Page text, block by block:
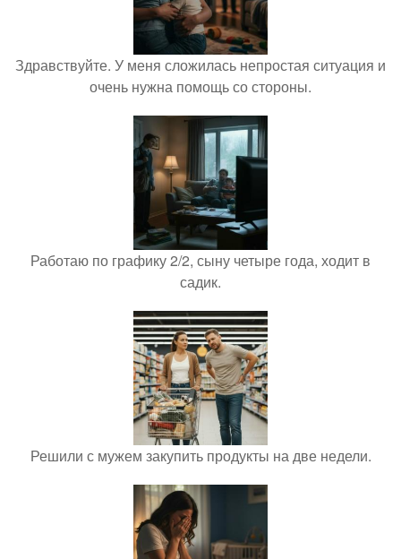
Здравствуйте. У меня сложилась непростая ситуация и
очень нужна помощь со стороны.
Работаю по графику 2/2, сыну четыре года, ходит в
садик.
Решили с мужем закупить продукты на две недели.